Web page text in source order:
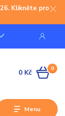
Klikněte pro
Menu
0
0 Kč